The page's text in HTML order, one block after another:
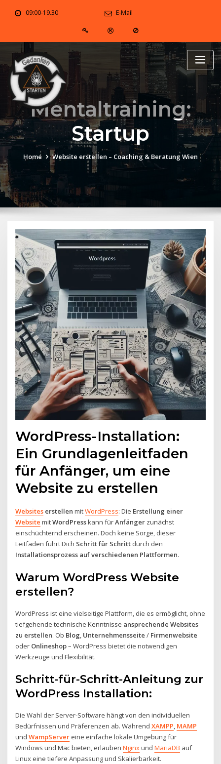
09:00-19.30 E-Mail
Mentaltraining:
Startup
Home Website erstellen – Coaching & Beratung Wien
WordPress-Installation:
Ein Grundlagenleitfaden
für Anfänger, um eine
Website zu erstellen
Websites erstellen mitWordPress: Die Erstellung einer
Website mitWordPresskann fürAnfänger zunächst
einschüchternd erscheinen. Doch keine Sorge, dieser
Leitfaden führt Dich Schritt für Schritt durch den
Installationsprozess auf verschiedenen Plattformen.
Warum WordPress Website
erstellen?
WordPress ist eine vielseitige Plattform, die es ermöglicht, ohne
tiefgehende technische Kenntnisse ansprechende Websites
zu erstellen. Ob Blog, Unternehmensseite / Firmenwebsite
oder Onlineshop– WordPress bietet die notwendigen
Werkzeuge und Flexibilität.
Schritt-für-Schritt-Anleitung zur
WordPress Installation:
Die Wahl der Server-Software hängt von den individuellen
Bedürfnissen und Präferenzen ab. WährendXAMPP, MAMP
undWampServer eine einfache lokale Umgebung für
Windows und Mac bieten, erlaubenNginxundMariaDB auf
Linux eine tiefere Anpassung und Skalierbarkeit.